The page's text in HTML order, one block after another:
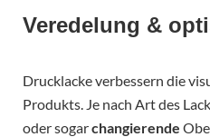
Veredelung &
Drucklacke verbessern die
Produkts. Je nach Art des
oder sogarchangierende